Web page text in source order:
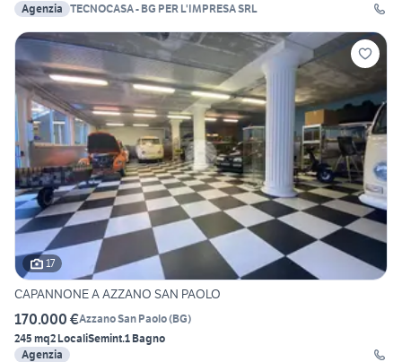
Agenzia TECNOCASA - BG PER L'IMPRESA SRL
17
CAPANNONE A AZZANO SAN PAOLO
170.000 €Azzano San Paolo(BG)
245 mq2 LocaliSemint.1 Bagno
Agenzia